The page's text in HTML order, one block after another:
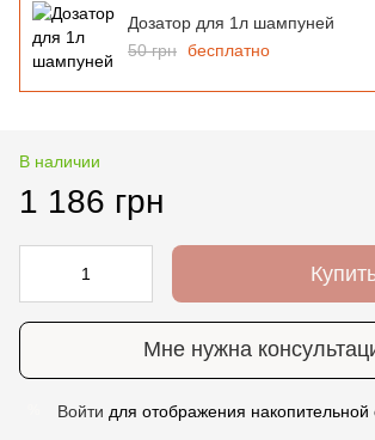
Дозатор для 1л шампуней
50 грн бесплатно
В наличии
1 186 грн
Мне нужна
Войти для отображения накопительной